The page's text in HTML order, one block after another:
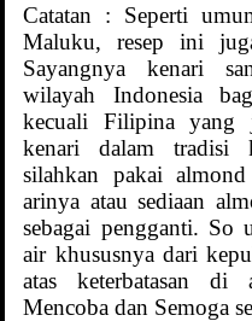
Catatan : Seperti
Maluku, resep ini
Sayangnya kenari
wilayah Indonesia
kecuali Filipina yang
kenari dalam tradisi
silahkan pakai
arinya atau sediaan
sebagai pengganti. So
air khususnya dari
atas keterbatasan di
Mencoba dan Semoga